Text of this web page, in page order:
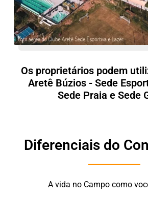
Os proprietários podem
Aretê Búzios - Sede
Sede Praia e Sede
Diferenciais do
A vida no Campo como